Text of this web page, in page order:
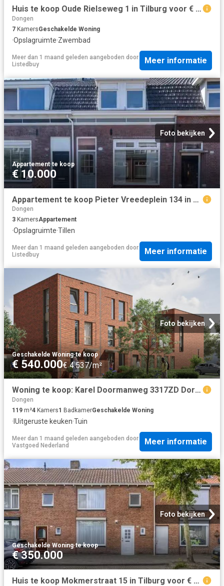
Huis te koop Oude Rielseweg 1 in Tilburg voor € 1.249.000
Dongen
7 KamersGeschakelde Woning
·Opslagruimte·Zwembad
Meer dan 1 maand geleden aangeboden door
Listedbuy
Meer informatie
Foto bekijken
Appartement·te koop
€ 10.000
Appartement te koop Pieter Vreedeplein 134 in Tilburg voor € 4.
Dongen
3 KamersAppartement
·Opslagruimte·Tillen
Meer dan 1 maand geleden aangeboden door
Listedbuy
Meer informatie
Foto bekijken
Geschakelde Woning·te koop
€ 540.000€ 4.537/m²
Woning te koop: Karel Doormanweg 3317ZD Dordrecht Vastgoed Nederland
Dongen
119 m²4 Kamers1 BadkamerGeschakelde Woning
· IUitgeruste keuken·Tuin
Meer dan 1 maand geleden aangeboden door
Vastgoed Nederland
Meer informatie
Foto bekijken
Geschakelde Woning·te koop
€ 350.000
Huis te koop Mokmerstraat 15 in Tilburg voor € 350.000